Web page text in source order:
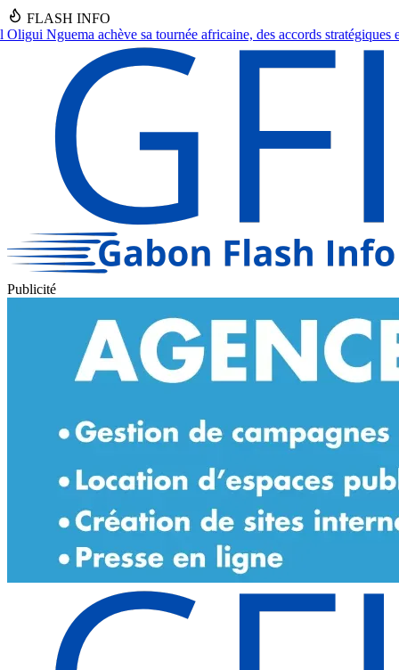
FLASH INFO
des accords stratégiques en vue.●Franceville : Un
Publicité